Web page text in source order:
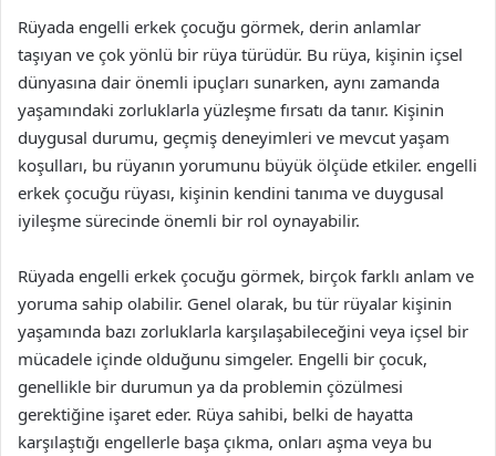
Rüyada engelli erkek çocuğu görmek, derin anlamlar
taşıyan ve çok yönlü bir rüya türüdür. Bu rüya, kişinin içsel
dünyasına dair önemli ipuçları sunarken, aynı zamanda
yaşamındaki zorluklarla yüzleşme fırsatı da tanır. Kişinin
duygusal durumu, geçmiş deneyimleri ve mevcut yaşam
koşulları, bu rüyanın yorumunu büyük ölçüde etkiler. engelli
erkek çocuğu rüyası, kişinin kendini tanıma ve duygusal
iyileşme sürecinde önemli bir rol oynayabilir.
Rüyada engelli erkek çocuğu görmek, birçok farklı anlam ve
yoruma sahip olabilir. Genel olarak, bu tür rüyalar kişinin
yaşamında bazı zorluklarla karşılaşabileceğini veya içsel bir
mücadele içinde olduğunu simgeler. Engelli bir çocuk,
genellikle bir durumun ya da problemin çözülmesi
gerektiğine işaret eder. Rüya sahibi, belki de hayatta
karşılaştığı engellerle başa çıkma, onları aşma veya bu